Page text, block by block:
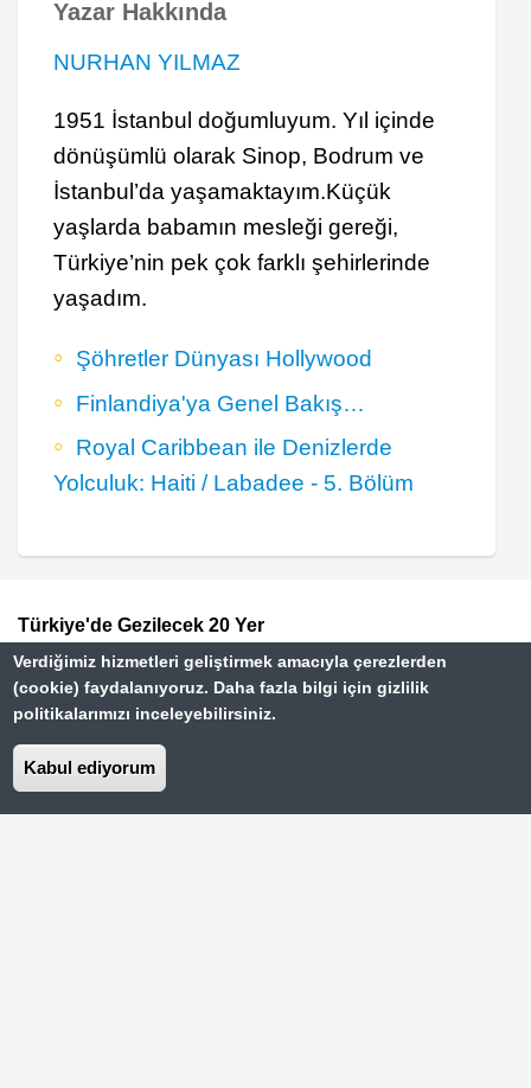
Yazar Hakkında
NURHAN YILMAZ
1951 İstanbul doğumluyum. Yıl içinde
dönüşümlü olarak Sinop, Bodrum ve
İstanbul’da yaşamaktayım.Küçük
yaşlarda babamın mesleği gereği,
Türkiye’nin pek çok farklı şehirlerinde
yaşadım.
Şöhretler Dünyası Hollywood
Finlandiya'ya Genel Bakış…
Royal Caribbean ile Denizlerde
Yolculuk: Haiti / Labadee - 5. Bölüm
Footer
Top
Türkiye'de Gezilecek 20 Yer
Paris Gezi Rehberi
İstanbul Gezilecek Yerler
Verdiğimiz hizmetleri geliştirmek amacıyla çerezlerden
(cookie) faydalanıyoruz. Daha fazla bilgi için gizlilik
politikalarımızı inceleyebilirsiniz.
Kabul ediyorum